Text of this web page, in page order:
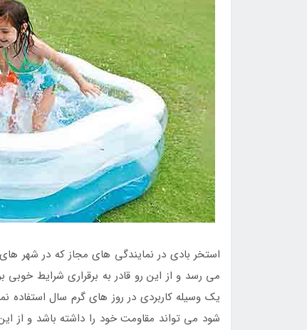
استخر بادی در نمایندگی های مجاز که در شهر
می رسد و از این رو قادر به برقراری شرایط خوبی
یک وسیله کاربردی در روز های گرم سال
شود می تواند مقاومت خود را داشته باشد و از